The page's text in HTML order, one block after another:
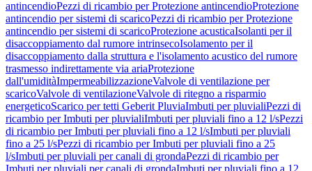
antincendioPezzi di ricambio per Protezione antincendioProtezione
antincendio per sistemi di scaricoPezzi di ricambio per Protezione
antincendio per sistemi di scaricoProtezione acusticaIsolanti per il
disaccoppiamento dal rumore intrinsecoIsolamento per il
disaccoppiamento dalla struttura e l'isolamento acustico del rumore
trasmesso indirettamente via ariaProtezione
dall'umiditàImpermeabilizzazioneValvole di ventilazione per
scaricoValvole di ventilazioneValvole di ritegno a risparmio
energeticoScarico per tetti Geberit PluviaImbuti per pluvialiPezzi di
ricambio per Imbuti per pluvialiImbuti per pluviali fino a 12 l/sPezzi
di ricambio per Imbuti per pluviali fino a 12 l/sImbuti per pluviali
fino a 25 l/sPezzi di ricambio per Imbuti per pluviali fino a 25
l/sImbuti per pluviali per canali di grondaPezzi di ricambio per
Imbuti per pluviali per canali di grondaImbuti per pluviali fino a 12